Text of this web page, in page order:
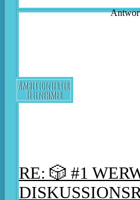
Ambitionierter
Teilnehmer
RE: 🎲 #1